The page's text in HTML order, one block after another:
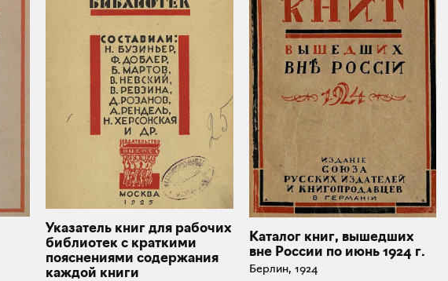
Указатель книг для рабочих
библиотек с краткими
пояснениями содержания
каждой книги
Каталог книг, вышедших
вне России по июнь 1924 г.
Берлин, 1924